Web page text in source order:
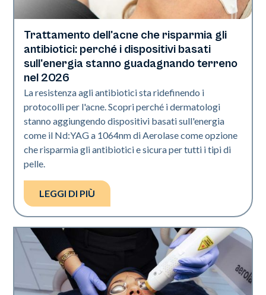
Salute della pelle
Trattamento dell'acne che risparmia gli
antibiotici: perché i dispositivi basati
sull'energia stanno guadagnando terreno
nel 2026
La resistenza agli antibiotici sta ridefinendo i
protocolli per l'acne. Scopri perché i dermatologi
stanno aggiungendo dispositivi basati sull'energia
come il Nd:YAG a 1064nm di Aerolase come opzione
che risparmia gli antibiotici e sicura per tutti i tipi di
pelle.
LEGGI DI PIÙ